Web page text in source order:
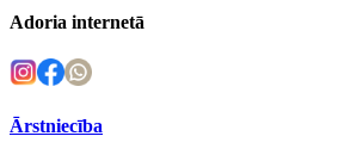
Adoria internetā
Ārstniecība